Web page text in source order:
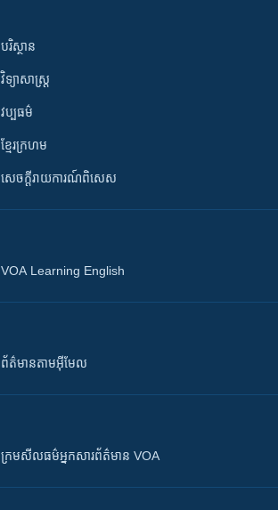
បរិស្ថាន
វិទ្យាសាស្រ្ត
វប្បធម៌
ខ្មែរក្រហម
សេចក្តីរាយការណ៍ពិសេស
VOA Learning English
ព័ត៌មាន​តាម​អ៊ីមែល
ក្រម​​​សីលធម៌​​​អ្នក​​​សារព័ត៌មាន VOA